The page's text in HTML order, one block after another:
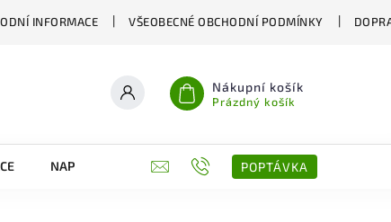
INFORMACE VŠEOBECNÉ OBCHODNÍ PODMÍNKY
Nákupní košík
Prázdný košík
NAPIŠTE NÁM KONTAKTY POPTÁVKA